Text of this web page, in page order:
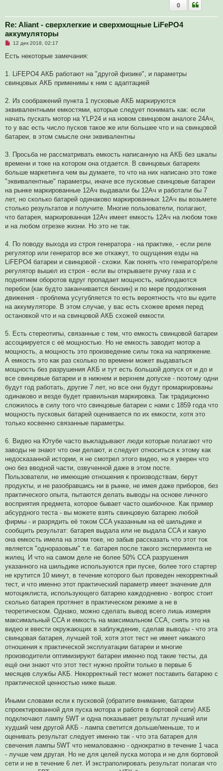
б
щ
е
н
е
Re: Aliant - сверхлегкие и сверхмощные LiFePO4
аккумуляторы
0
Н
п
ч
т
н
о
с
о
о
б
н
и
12 дек 2018, 02:17
Есть некоторые замечания:
1. LiFEPO4 АКБ работают на "другой физике", и параметры
свинцовых АКБ применимы к ним с адаптацией
2. Из соображений пункта 1 пусковые АКБ маркируются
эквивалентными емкостями, которые следует понимать как: если
начать пускать мотор на YLP24 и на новом свинцовом аналоге 24Ач,
то у вас есть число пусков такое же или большее что и на свинцовой
батареи, в этом смысле они эквивалентны
3. Просьба не рассматривать емкость написанную на АКБ без шкалы
времени и токе на котором она отдается. В свинцовых батареях
больше маркетинга чем вы думаете, то что на них написано это тоже
"эквивалентные" параметры, иначе все пусковые свинцовые батареи
на рынке маркированные 12Ач выдавали бы 12Ач и работали бы 7
лет, но сколько батарей одинаково маркированных 12Ач вы возьмете
столько результатов и получите. Многие пользователи, полагают,
что батарея, маркированная 12Ач имеет емкость 12Ач на любом токе
и на любом отрезке жизни. Но это не так.
4. По поводу выхода из строя генератора - на практике, - если реле
регулятор или генератор все же откажут, то ощущения езды на
LiFEPO4 батареи и свинцовой - схожи. Как понять что генератор/реле
регулятор вышел из строя - если вы открываете ручку газа и с
поднятием оборотов вдруг пропадает мощность, наблюдаются
перебои (как будто заканчивается бензин) и по мере продолжения
движения - проблема усугубляется то есть вероятность что вы едите
на аккумуляторе. В этом случае, у вас есть схожее время перед
остановкой что и на свинцовой АКБ схожей емкости.
5. Есть стереотипы, связанные с тем, что емкость свинцовой батареи
ассоциируется с её мощностью. Но не емкость заводит мотор а
мощность, а мощность это произведение силы тока на напряжение.
А емкость это как раз сколько по времени может выдаваться
мощность без разрушения АКБ и тут есть большой допуск от и до и
все свинцовые батареи и в нижнем и верхнем допуске - поэтому одни
будут год работать, другие 7 лет, но все они будут промаркированы
одинаково и везде будет правильная маркировка. Так традиционно
сложилось в силу того что свинцовые батареи с нами c 1859 года что
мощность пусковых батарей оценивается по их емкости, хотя это
только косвенно связанные параметры.
6. Видео на Ютубе часто выкладывают люди которые полагают что
заводы не знают что они делают, и следует относиться к этому как
недосказанной истории, я не смотрел этого видео, но я уверен что
оно без вводной части, озвученной даже в этом посте.
Пользователи, не имеющие отношения к производствам, берут
продукты, и не разобравшись ни в рынке, не имея даже приборов, без
практического опыта, пытаются делать выводы на основе личного
восприятия предмета, которое бывает часто ошибочное. Как пример
абсурдного теста - вы можете взять свинцовую батарею любой
фирмы - и разрядить её током CCA указанным на её шильдике и
сообщить результат: батарея выдала или не выдала CCA и какую
она емкость имела на этом токе, но забыв рассказать что этот ток
является "одноразовым" т.е. батарея после такого эксперимента не
жилец. И что на самом деле не более 50% CCA разрушения
указанного на шильдике используются при пуске, более того стартер
не крутится 10 минут, в течение которого был проведен некорректный
тест, и что именно этот практический параметр имеет значение для
мотоциклиста, использующего батарею каждодневно - вопрос стоит
сколько батарея протянет в практическом режиме а не в
теоретическом. Однако, можно сделать вывод всего лишь измеряя
максимальный CCA и емкость на максимальном CCA, снять это на
видео и ввести окружающих в заблуждение, сделав выводы - что эта
свинцовая батарея, лучшей той, хотя этот тест не имеет никакого
отношения к практической эксплуатации батареи и многие
производители оптимизируют батареи именно под такие тесты, да
ещё они знают что этот тест нужно пройти только в первые 6
месяцев службы АКБ. Некорректный тест может поставить батарею с
практической ценностью ниже выше.
Иными словами если к пусковой (обратите внимание, батареи
спроектированной для пуска мотора и работе в бортовой сети) АКБ
подключают лампу 5WT и одна показывает результат лучший или
худший чем другой АКБ - лампа светится дольше/меньше, то и
оценивать результат следует именно так - что эта батарея для
свечения лампы 5WT что немаловажно - однократно в течение 1 часа
- лучше чем другая. Но не для целей пуска мотора и не для бортовой
сети и не в течение 6 лет. И экстраполировать результат полагая что